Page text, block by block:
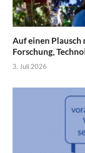
Auf einen
Forschung,
3. Juli 2026